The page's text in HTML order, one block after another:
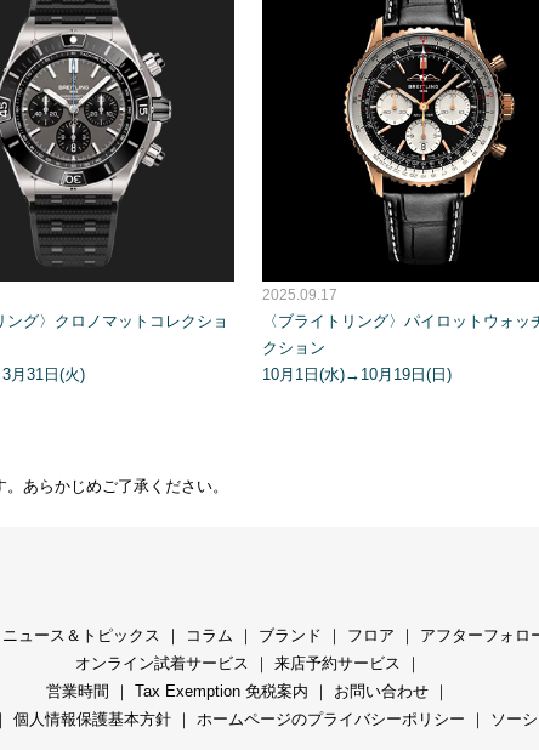
ング〉クロノマットコレクショ
月31日(火)
2025.09.17
〈ブライトリング〉パイロットウォッ
クション
10月1日(水)→10月19日(日)
あらかじめご了承ください。
ニュース＆トピックス ｜ コラ ム ｜ ブランド ｜ フロア ｜ アフターフォロ
オンライン試着サービス ｜ 来店予約サービス ｜
営業時間
｜ Tax Exemption 免税案内 ｜ お問い合わせ ｜
個人情報保護基本方針 ｜ ホームページのプライバシーポリシー ｜ ソー